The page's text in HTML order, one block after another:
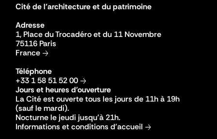
Cité de l’architecture et du patrimoine
Adresse
1, Place du Trocadéro et du 11 Novembre
75116 Paris
France
Téléphone
+33 1 58 51 52 00
Jours et heures d'ouverture
La Cité est ouverte tous les jours de 11h à 19h
(sauf le mardi).
Nocturne le jeudi jusqu'à 21h.
Informations et conditions d'accueil